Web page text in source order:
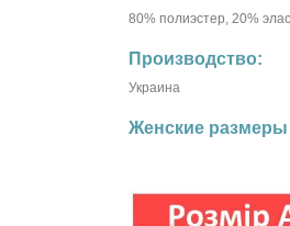
80% полиэстер, 20%
Производство:
Украина
Женские